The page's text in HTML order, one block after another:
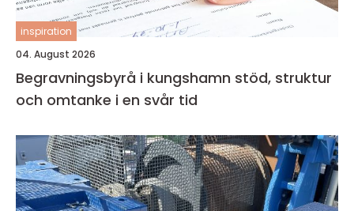
inspiration
04. August 2026
Begravningsbyrå i kungshamn stöd, struktur
och omtanke i en svår tid